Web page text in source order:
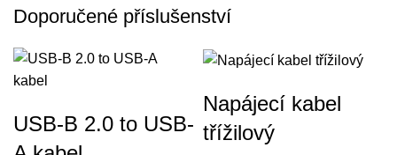
Doporučené příslušenství
USB-B 2.0 to USB-
Napájecí kabel
třížilový